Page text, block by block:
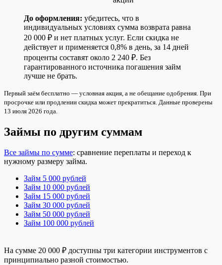
До оформления: убедитесь, что в
индивидуальных условиях сумма возврата равна
20 000 ₽ и нет платных услуг. Если скидка не
действует и применяется 0,8% в день, за 14 дней
проценты составят около 2 240 ₽. Без
гарантированного источника погашения займ
лучше не брать.
Первый заём бесплатно — условная акция, а не обещание одобрения. При
просрочке или продлении скидка может прекратиться. Данные проверены
13 июля 2026 года.
Займы по другим суммам
Все займы по сумме: сравнение переплаты и переход к
нужному размеру займа.
Займ 5 000 рублей
Займ 10 000 рублей
Займ 15 000 рублей
Займ 30 000 рублей
Займ 50 000 рублей
Займ 100 000 рублей
На сумме 20 000 ₽ доступны три категории инструментов с
принципиально разной стоимостью.